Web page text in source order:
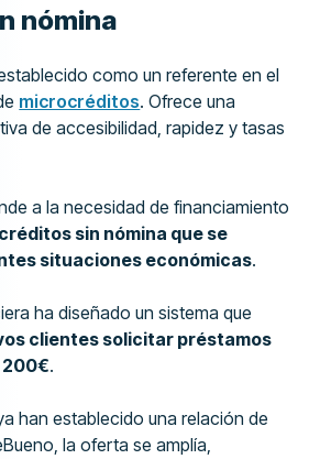
nómina
como un referente en el
microcréditos. Ofrece una
de accesibilidad, rapidez y tasas
a la necesidad de financiamiento
créditos sin nómina que se
situaciones económicas.
ha diseñado un sistema que
clientes solicitar préstamos
200€.
han establecido una relación de
la oferta se amplía,